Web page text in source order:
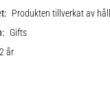
Produkten tillverkat av
Gifts
2 år